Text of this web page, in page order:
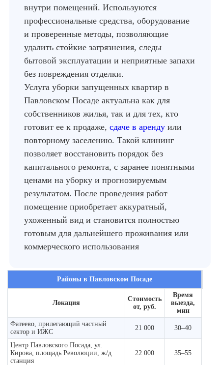
внутри помещений. Используются
профессиональные средства, оборудование
и проверенные методы, позволяющие
удалить стойкие загрязнения, следы
бытовой эксплуатации и неприятные запахи
без повреждения отделки.
Услуга уборки запущенных квартир в
Павловском Посаде актуальна как для
собственников жилья, так и для тех, кто
готовит ее к продаже, сдаче в аренду или
повторному заселению. Такой клининг
позволяет восстановить порядок без
капитального ремонта, с заранее понятными
ценами на уборку и прогнозируемым
результатом. После проведения работ
помещение приобретает аккуратный,
ухоженный вид и становится полностью
готовым для дальнейшего проживания или
коммерческого использования
Районы в Павловском Посаде
Локация
Стоимость
от, руб.
Время
выезда,
мин
Фатеево, прилегающий частный
сектор и ИЖС
21 000 30–40
Центр Павловского Посада, ул.
Кирова, площадь Революции, ж/д
станция
22 000 35–55